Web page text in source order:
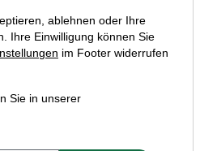
ablehnen oder Ihre
Ihre Einwilligung können Sie
im Footer widerrufen
Sie in unserer